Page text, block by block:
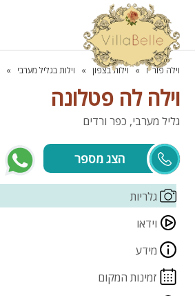
וילה פור יו וילות בצפון וילות בגליל מערבי
וילה לה פטלונה
גליל מערבי, כפר ורדים
גלריות
וידאו
מידע
זמינות המקום